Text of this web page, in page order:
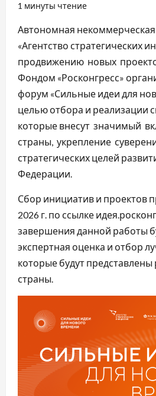
1 минуты чтение
Автономная
«Агентство стратегических
продвижению новых
Фондом «Росконгресс»
форум «Сильные идеи для
целью отбора и реализации
которые внесут значимый
страны, укрепление
стратегических целей
Федерации.
Сбор инициатив и проектов
2026 г. по ссылке
завершения данной работы
экспертная оценка и отбор
которые будут представлены
страны.